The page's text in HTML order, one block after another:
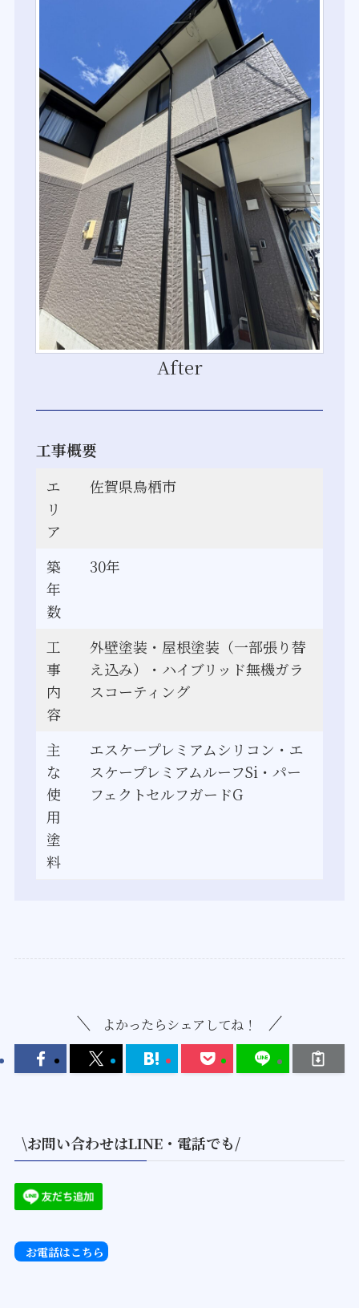
After
工事概要
エ
リ
ア
佐賀県鳥栖市
築
年
数
30年
工
事
内
容
外壁塗装・屋根塗装（一部張り替
え込み）・ハイブリッド無機ガラ
スコーティング
主
な
使
用
塗
料
エスケープレミアムシリコン・エ
スケープレミアムルーフSi・パー
フェクトセルフガードG
よかったらシェアしてね！
\お問い合わせはLINE・電話でも/
お電話はこちら